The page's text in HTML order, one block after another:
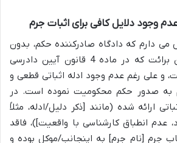
می دارم که دادگاه صادرکننده حکم، بدون
توجه به اصل بنیادین برائت که در ماده 4 قانون آیین دادرسی
و علی رغم عدم وجود ادله اثباتی قطعی و
به صدور حکم محکومیت نموده است. در
ارائه شده (مانند [ذکر دلیل/ادله، مثلاً
عدم انطباق کارشناسی با واقعیت])، فاقد
جرم [نام جرم] به اینجانب/موکل بوده و